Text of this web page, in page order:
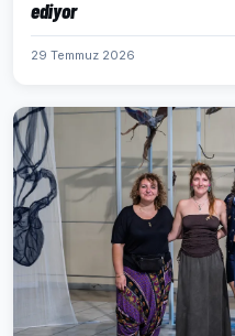
ediyor
29 Temmuz 2026